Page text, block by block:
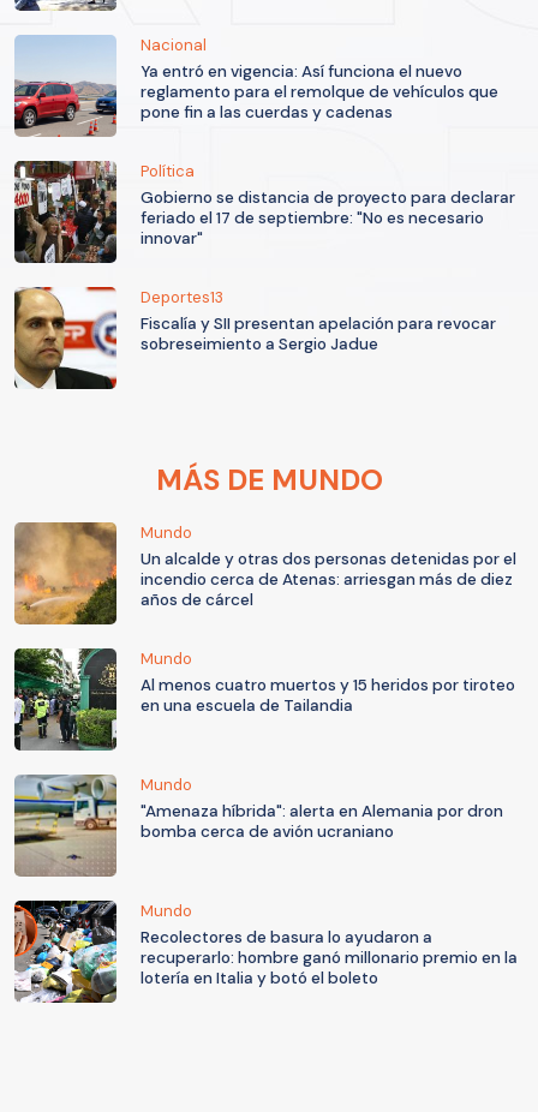
Nacional
Ya entró en vigencia: Así funciona el nuevo
reglamento para el remolque de vehículos que
pone fin a las cuerdas y cadenas
Política
Gobierno se distancia de proyecto para declarar
feriado el 17 de septiembre: "No es necesario
innovar"
Deportes13
Fiscalía y SII presentan apelación para revocar
sobreseimiento a Sergio Jadue
MÁS DE MUNDO
Mundo
Un alcalde y otras dos personas detenidas por el
incendio cerca de Atenas: arriesgan más de diez
años de cárcel
Mundo
Al menos cuatro muertos y 15 heridos por tiroteo
en una escuela de Tailandia
Mundo
"Amenaza híbrida": alerta en Alemania por dron
bomba cerca de avión ucraniano
Mundo
Recolectores de basura lo ayudaron a
recuperarlo: hombre ganó millonario premio en la
lotería en Italia y botó el boleto